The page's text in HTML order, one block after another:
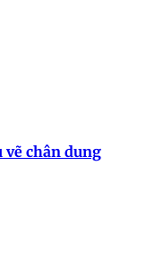
vẽ chân dung